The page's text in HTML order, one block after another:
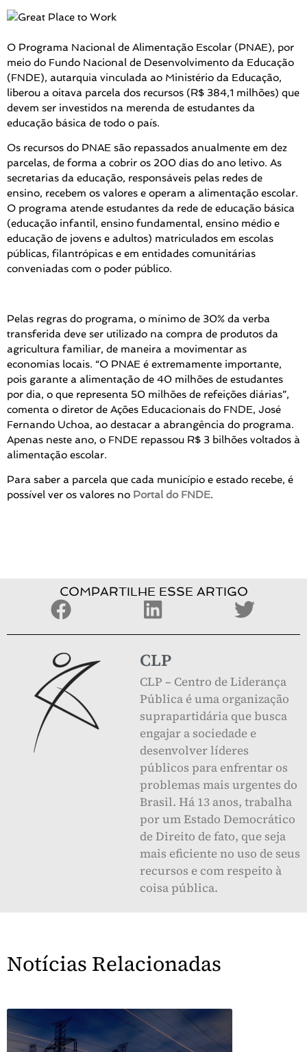
O Programa Nacional de Alimentação Escolar (PNAE), por
meio do Fundo Nacional de Desenvolvimento da Educação
(FNDE), autarquia vinculada ao Ministério da Educação,
liberou a oitava parcela dos recursos (R$ 384,1 milhões) que
devem ser investidos na merenda de estudantes da
educação básica de todo o país.
Os recursos do PNAE são repassados anualmente em dez
parcelas, de forma a cobrir os 200 dias do ano letivo. As
secretarias da educação, responsáveis pelas redes de
ensino, recebem os valores e operam a alimentação escolar.
O programa atende estudantes da rede de educação básica
(educação infantil, ensino fundamental, ensino médio e
educação de jovens e adultos) matriculados em escolas
públicas, filantrópicas e em entidades comunitárias
conveniadas com o poder público.
Pelas regras do programa, o mínimo de 30% da verba
transferida deve ser utilizado na compra de produtos da
agricultura familiar, de maneira a movimentar as
economias locais. “O PNAE é extremamente importante,
pois garante a alimentação de 40 milhões de estudantes
por dia, o que representa 50 milhões de refeições diárias”,
comenta o diretor de Ações Educacionais do FNDE, José
Fernando Uchoa, ao destacar a abrangência do programa.
Apenas neste ano, o FNDE repassou R$ 3 bilhões voltados à
alimentação escolar.
Para saber a parcela que cada município e estado recebe, é
possível ver os valores no Portal do FNDE.
COMPARTILHE ESSE ARTIGO
CLP
CLP – Centro de Liderança
Pública é uma organização
suprapartidária que busca
engajar a sociedade e
desenvolver líderes
públicos para enfrentar os
problemas mais urgentes do
Brasil. Há 13 anos, trabalha
por um Estado Democrático
de Direito de fato, que seja
mais eficiente no uso de seus
recursos e com respeito à
coisa pública.
Notícias Relacionadas